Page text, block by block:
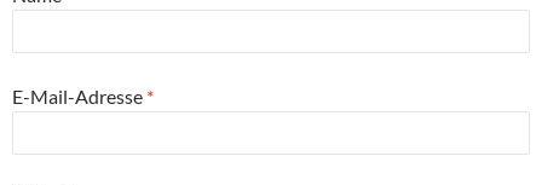
E-Mail-Adresse *